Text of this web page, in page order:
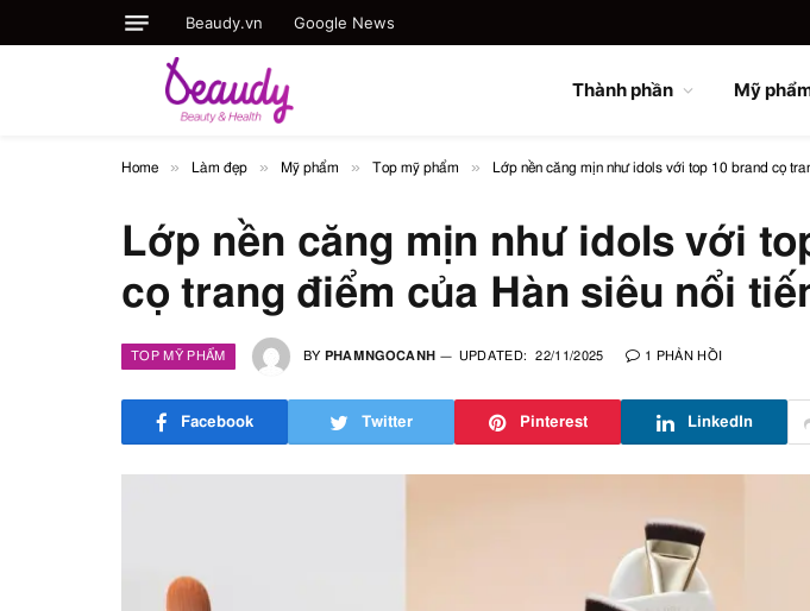
Beaudy.vn Google News
Thành phần Mỹ
Home » Làm đẹp » Mỹ phẩm » Top mỹ phẩm » Lớp nền căng mịn như idols với top 10 brand cọ
Lớp nền căng mịn như idols với
cọ trang điểm của Hàn siêu nổi
TOP MỸ PHẨM BY PHAMNGOCANH UPDATED: 22/11/2025 1 PHẢN HỒI
Facebook Twitter Pinterest LinkedIn